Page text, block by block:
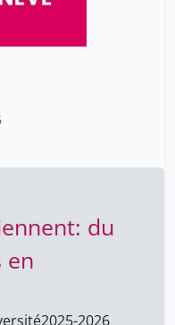
du
en
2025-2026